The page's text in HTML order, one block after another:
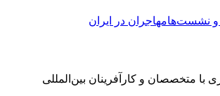
و نشست‌هامهاجران در ایران